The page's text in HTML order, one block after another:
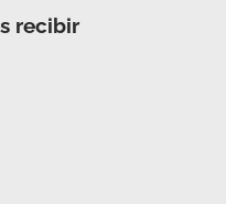
recibir